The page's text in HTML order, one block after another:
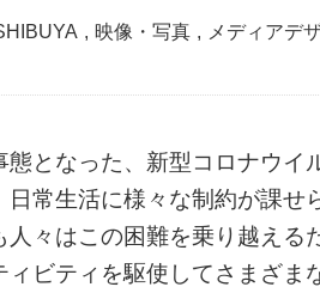
, 映像・写真 , メディアデ
態となった、新型コロナウイ
常生活に様々な制約が課せ
々はこの困難を乗り越える
ビティを駆使してさまざま